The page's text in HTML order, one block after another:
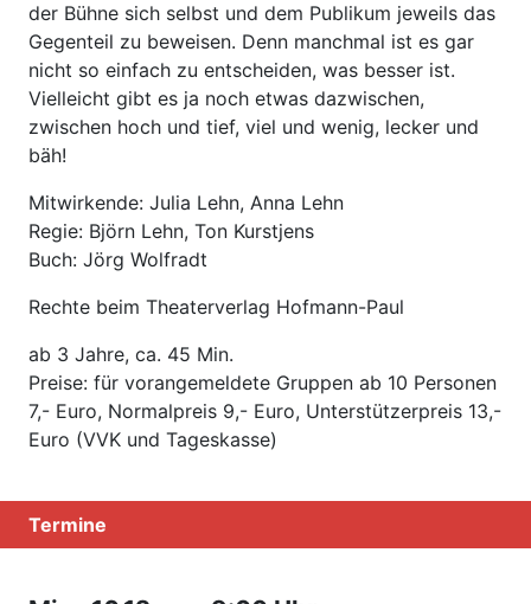
der Bühne sich selbst und dem Publikum jeweils das
Gegenteil zu beweisen. Denn manchmal ist es gar
nicht so einfach zu entscheiden, was besser ist.
Vielleicht gibt es ja noch etwas dazwischen,
zwischen hoch und tief, viel und wenig, lecker und
bäh!
Mitwirkende: Julia Lehn, Anna Lehn
Regie: Björn Lehn, Ton Kurstjens
Buch: Jörg Wolfradt
Rechte beim Theaterverlag Hofmann-Paul
ab 3 Jahre, ca. 45 Min.
Preise: für vorangemeldete Gruppen ab 10 Personen
7,- Euro, Normalpreis 9,- Euro, Unterstützerpreis 13,-
Euro (VVK und Tageskasse)
Termine